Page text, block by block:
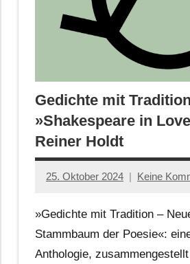
Gedichte mit
»Shakespeare in
Reiner Holdt
25. Oktober 2024
Jan-
Hornauer
für
dasgedichtblog
Keine
»Gedichte mit Tradition –
Stammbaum der Poesie«:
Anthologie,